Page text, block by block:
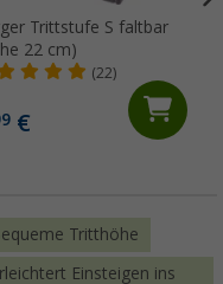
Trittstufe S faltbar
22 cm)
(22)
€
Tritthöhe
Einsteigen ins